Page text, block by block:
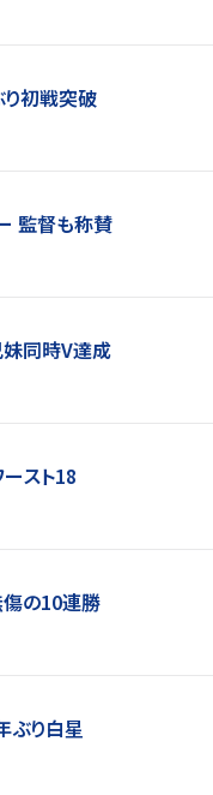
初戦突破
監督も称賛
妹同時V達成
スト18
傷の10連勝
ぶり白星